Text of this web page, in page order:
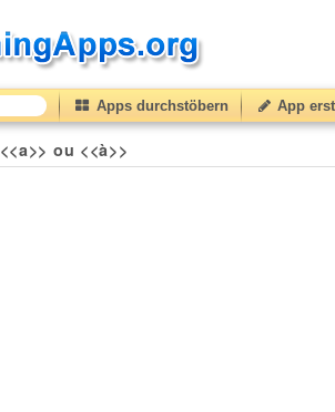
Apps durchstöbern App
ou <<à>>